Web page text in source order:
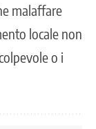
malaffare
locale non
o i